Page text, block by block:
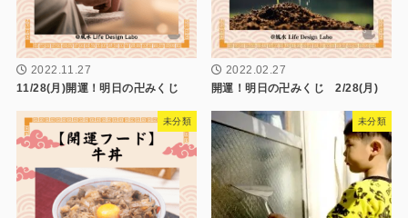
2022.11.27
11/28(月)開運！明日の卍みくじ
2022.02.27
開運！明日の卍みくじ 2/28(月)
未分類 未分類